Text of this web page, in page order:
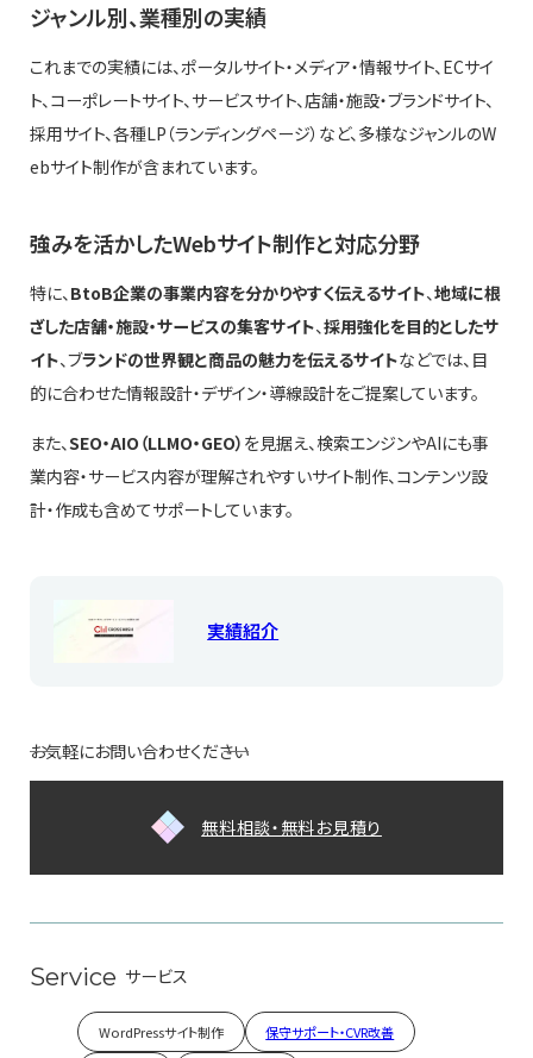
ジャンル別、業種別の実績
これまでの実績には、ポータルサイト・メディア・情報サイト、ECサイ
ト、コーポレートサイト、サービスサイト、店舗・施設・ブランドサイト、
採用サイト、各種LP（ランディングページ）など、多様なジャンルのW
ebサイト制作が含まれています。
強みを活かしたWebサイト制作と対応分野
特に、 BtoB企業の事業内容を分かりやすく伝えるサイト、地域に根
ざした店舗・施設・サービスの集客サイト、採用強化を目的としたサ
イト、ブランドの世界観と商品の魅力を伝えるサイトなどでは、目
的に合わせた情報設計・デザイン・導線設計をご提案しています。
また、SEO・AIO（LLMO・GEO） を見据え、検索エンジンやAIにも事
業内容・サービス内容が理解されやすいサイト制作、コンテンツ設
計・作成も含めてサポートしています。
実績紹介
お気軽にお問い合わせください
無料相談・無料お見積り
Service サービス
WordPressサイト制作 保守サポート・CVR改善